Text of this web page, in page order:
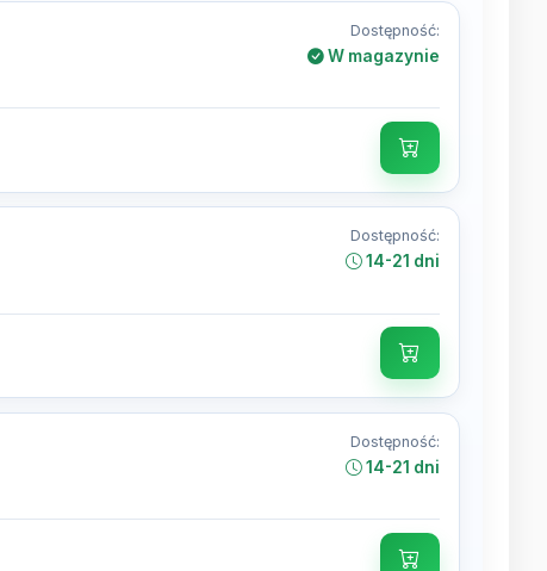
Dostępność:
W magazynie
Dostępność:
14-21 dni
Dostępność:
14-21 dni